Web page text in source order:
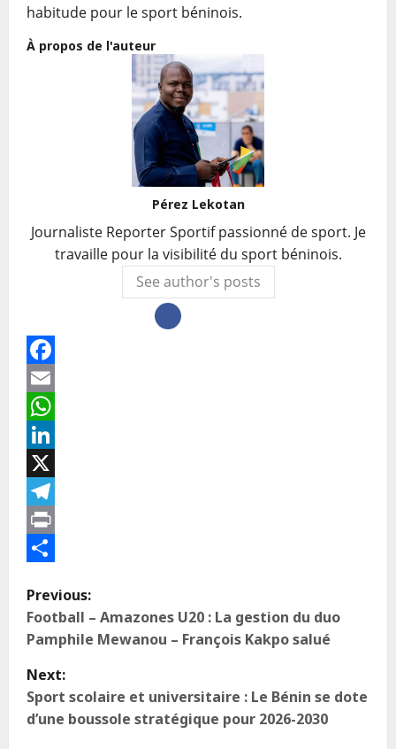
habitude pour le sport béninois.
À propos de l'auteur
Pérez Lekotan
Journaliste Reporter Sportif passionné de sport. Je
travaille pour la visibilité du sport béninois.
See author's posts
Facebook
Email
WhatsApp
LinkedIn
X
Telegram
Print
Previous:
Football – Amazones U20 : La gestion du duo
Pamphile Mewanou – François Kakpo salué
Next:
Sport scolaire et universitaire : Le Bénin se dote
d’une boussole stratégique pour 2026-2030